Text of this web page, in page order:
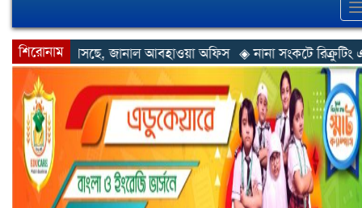
শিরোনাম
আবহাওয়া অফিস ◈ নানা সংকটে রিক্রুটিং এজেন্সি, হুমকির মুখে শ্রম